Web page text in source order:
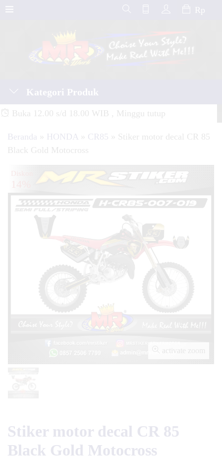
Rp
Kategori Produk
Buka 12.00 s/d 18.00 WIB , Minggu tutup
Beranda » HONDA » CR85 » Stiker motor decal CR 85
Black Gold Motocross
activate zoom
Stiker motor decal CR 85
Black Gold Motocross